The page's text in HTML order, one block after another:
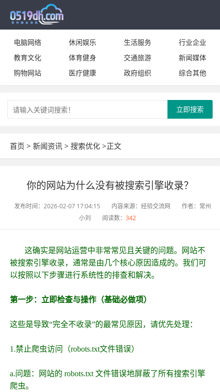
电脑网络 休闲娱乐 生活服务
行业企业
教育文化
体育健身 交通旅游
新闻媒体
购物网站
医疗健康 政府组织 综合其他
立即搜索
首页 > 新闻资讯 > 搜索优化 >正文
你的网站为什么没有被搜索引擎收录？
发布时间：2026-02-07 17:04:15 内容来源：经验交流网
作者：常州
小刘
阅读数： 342
这确实是网站运营中非常常见且关键的问题。网站不
被搜索引擎收录，通常是由几个核心原因造成的。我们可
以按照以下步骤进行系统性的排查和解决。
第一步：立即检查与操作（基础必做项）
这些是导致“完全不收录”的最常见原因，请优先处理：
1.禁止爬虫访问（robots.txt文件错误）
a.问题：网站的 robots.txt 文件错误地屏蔽了所有搜索引擎
爬虫。